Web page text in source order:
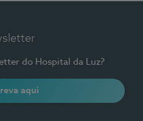
do Hospital da Luz?
aqui